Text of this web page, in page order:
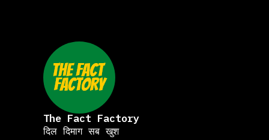
The Fact Factory
दिल दिमाग सब खुश